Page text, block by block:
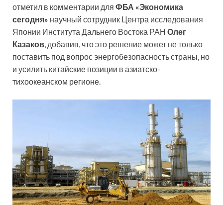
отметил в комментарии для ФБА «Экономика
сегодня» научный сотрудник Центра исследования
Японии Института Дальнего Востока РАН Олег
Казаков, добавив, что это решение может не только
поставить под вопрос энергобезопасность страны, но
и усилить китайские позиции в азиатско-
тихоокеанском регионе.